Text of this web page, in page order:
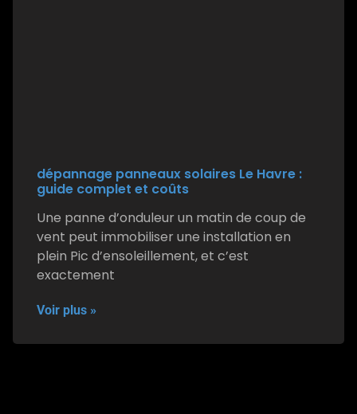
dépannage panneaux solaires Le Havre :
guide complet et coûts
Une panne d’onduleur un matin de coup de
vent peut immobiliser une installation en
plein Pic d’ensoleillement, et c’est
exactement
Voir plus »